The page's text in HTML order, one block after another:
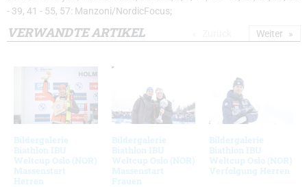
- 39, 41 - 55, 57: Manzoni/NordicFocus;
VERWANDTE ARTIKEL
Bildergalerie
Biathlon IBU
Weltcup Oslo (NOR)
Massenstart
Herren
Bildergalerie
Biathlon IBU
Weltcup Oslo (NOR)
Massenstart
Frauen
Bildergalerie
Biathlon IBU
Weltcup Oslo (NOR)
Verfolgung Herren
Weiter